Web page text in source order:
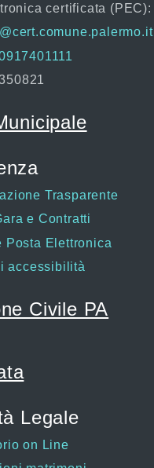
certificata (PEC):
Trasparente
e Contratti
Posta Elettronica
accessibilità
Civile PA
Legale
on Line